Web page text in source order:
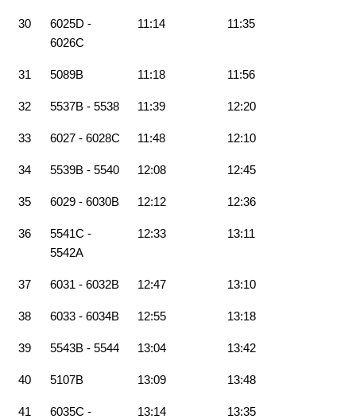
30
6025D -
6026C
11:14 11:35
31 5089B 11:18 11:56
32 5537B - 5538 11:39 12:20
33 6027 - 6028C 11:48 12:10
34 5539B - 5540 12:08 12:45
35 6029 - 6030B 12:12 12:36
36
5541C -
5542A
12:33 13:11
37 6031 - 6032B 12:47 13:10
38 6033 - 6034B 12:55 13:18
39 5543B - 5544 13:04 13:42
40 5107B 13:09 13:48
41 6035C - 13:14 13:35